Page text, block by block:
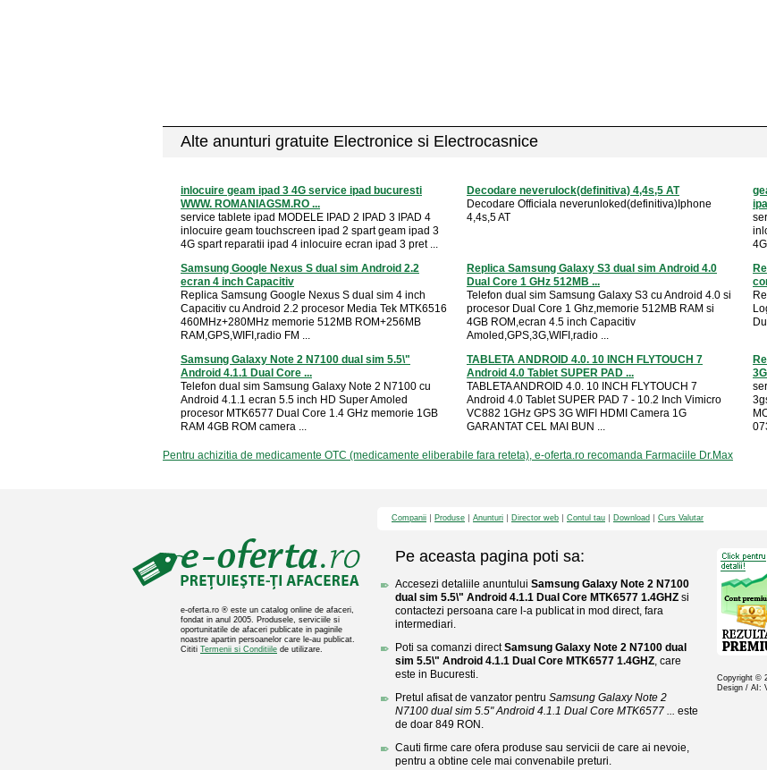
Alte anunturi gratuite Electronice si Electrocasnice
inlocuire geam ipad 3 4G service ipad bucuresti
WWW. ROMANIAGSM.RO ...
service tablete ipad MODELE IPAD 2 IPAD 3 IPAD 4
inlocuire geam touchscreen ipad 2 spart geam ipad 3
4G spart reparatii ipad 4 inlocuire ecran ipad 3 pret ...
Decodare neverulock(definitiva) 4,4s,5 AT
Decodare Officiala neverunloked(definitiva)Iphone
4,4s,5 AT
Samsung Google Nexus S dual sim Android 2.2
ecran 4 inch Capacitiv
Replica Samsung Google Nexus S dual sim 4 inch
Capacitiv cu Android 2.2 procesor Media Tek MTK6516
460MHz+280MHz memorie 512MB ROM+256MB
RAM,GPS,WIFI,radio FM ...
Replica Samsung Galaxy S3 dual sim Android 4.0
Dual Core 1 GHz 512MB ...
Telefon dual sim Samsung Galaxy S3 cu Android 4.0 si
procesor Dual Core 1 Ghz,memorie 512MB RAM si
4GB ROM,ecran 4.5 inch Capacitiv
Amoled,GPS,3G,WIFI,radio ...
Samsung Galaxy Note 2 N7100 dual sim 5.5\"
Android 4.1.1 Dual Core ...
Telefon dual sim Samsung Galaxy Note 2 N7100 cu
Android 4.1.1 ecran 5.5 inch HD Super Amoled
procesor MTK6577 Dual Core 1.4 GHz memorie 1GB
RAM 4GB ROM camera ...
TABLETA ANDROID 4.0. 10 INCH FLYTOUCH 7
Android 4.0 Tablet SUPER PAD ...
TABLETA ANDROID 4.0. 10 INCH FLYTOUCH 7
Android 4.0 Tablet SUPER PAD 7 - 10.2 Inch Vimicro
VC882 1GHz GPS 3G WIFI HDMI Camera 1G
GARANTAT CEL MAI BUN ...
Pentru achizitia de medicamente OTC (medicamente eliberabile fara reteta), e-oferta.ro recomanda Farmaciile Dr.Max
e-oferta.ro ® este un catalog online de afaceri,
fondat in anul 2005. Produsele, serviciile si
oportunitatile de afaceri publicate in paginile
noastre apartin persoanelor care le-au publicat.
Cititi Termenii si Conditiile de utilizare.
Companii Produse Anunturi Director web Contul tau Download Curs Valutar
Pe aceasta pagina poti sa:
Accesezi detaliile anuntului Samsung Galaxy Note 2 N7100
dual sim 5.5\" Android 4.1.1 Dual Core MTK6577 1.4GHZ si
contactezi persoana care l-a publicat in mod direct, fara
intermediari.
Poti sa comanzi directSamsung Galaxy Note 2 N7100 dual
sim 5.5\" Android 4.1.1 Dual Core MTK6577 1.4GHZ, care
este in Bucuresti.
Pretul afisat de vanzator pentru Samsung Galaxy Note 2
N7100 dual sim 5.5" Android 4.1.1 Dual Core MTK6577 ... este
de doar 849 RON.
Cauti firme care ofera produse sau servicii de care ai nevoie,
pentru a obtine cele mai convenabile preturi.
Copyright ©
Design / AI: